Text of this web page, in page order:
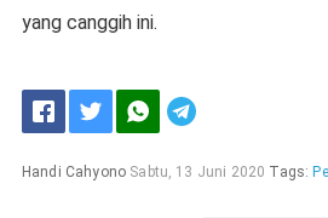
yang canggih ini.
Handi Cahyono Sabtu, 13 Juni 2020 Tags: